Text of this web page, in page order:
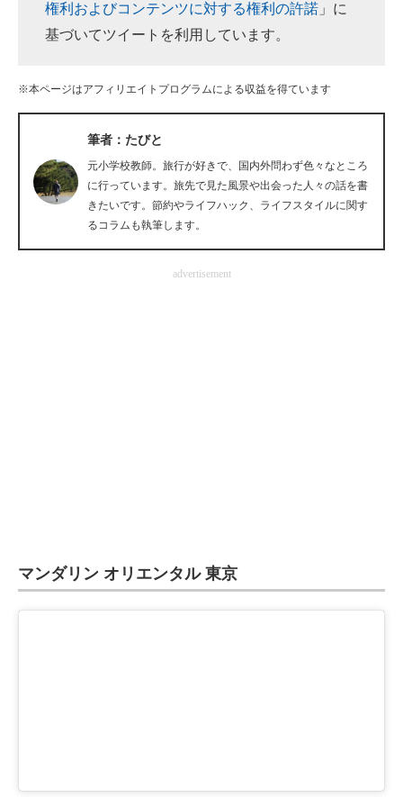
ITエンジニア向け専門サイト
IT製品の技術・比較・事例
製造業のIT導入・活用を支援
モノづくり技術者専門サイト
エレクトロニクス専門サイト
電子設計の基本と応用
権利およびコンテンツに対する権利の許諾 」に
基づいてツイートを利用しています。
※本ページはアフィリエイトプログラムによる収益を得ています
筆者：たびと
元小学校教師。旅行が好きで、国内外問わず色々なところ
に行っています。旅先で見た風景や出会った人々の話を書
きたいです。節約やライフハック、ライフスタイルに関す
るコラムも執筆します。
advertisement
マンダリン オリエンタル 東京